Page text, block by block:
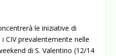
le iniziative di
CIV prevalentemente nelle
di S. Valentino (12/14